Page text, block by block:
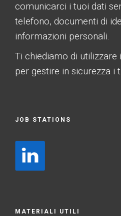
comunicarci i tuoi dati
telefono, documenti di
informazioni personali.
Ti chiediamo di
per gestire in sicurezza i
JOB STATIONS
MATERIALI UTILI